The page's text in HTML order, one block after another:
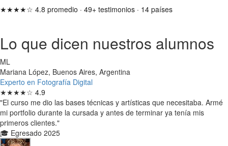
★★★★☆ 4.8 promedio · 49+ testimonios · 14 países
Lo que dicen nuestros alumnos
ML
Mariana López, Buenos Aires, Argentina
Experto en Fotografía Digital
★★★★☆ 4.9
"El curso me dio las bases técnicas y artísticas que necesitaba. Armé
mi portfolio durante la cursada y antes de terminar ya tenía mis
primeros clientes."
🎓 Egresado 2025